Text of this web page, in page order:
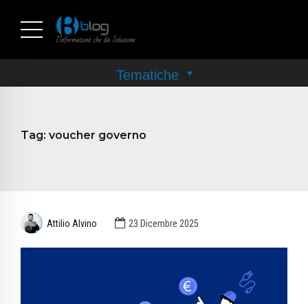
Tag: voucher governo
Attilio Alvino 23 Dicembre 2025